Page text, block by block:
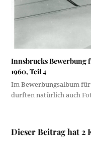
Innsbrucks Bewerbung
1960, Teil 4
Im Bewerbungsalbum
durften natürlich auch
Dieser Beitrag hat 2